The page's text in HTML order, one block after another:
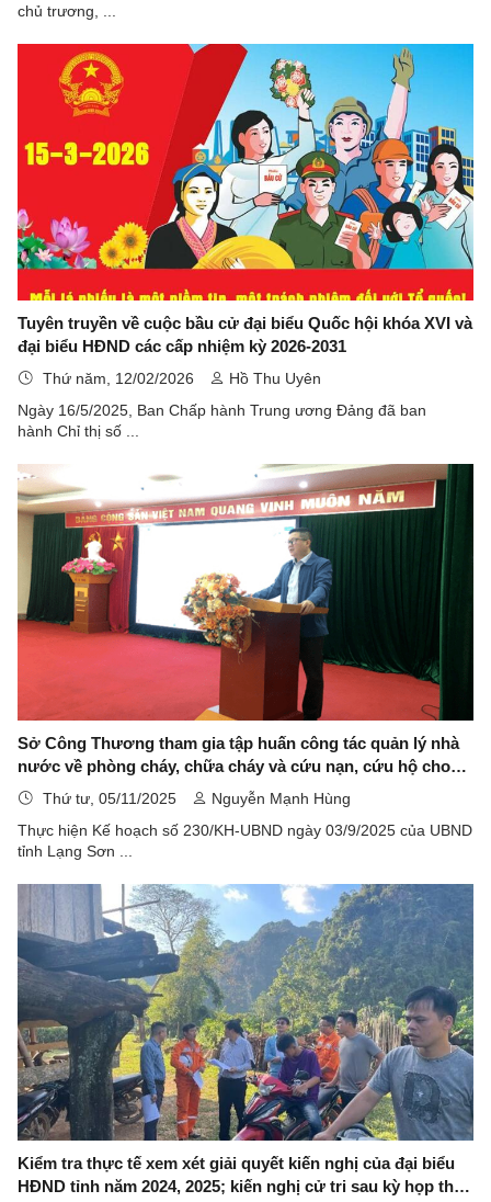
chủ trương, ...
Tuyên truyền về cuộc bầu cử đại biểu Quốc hội khóa XVI và
đại biểu HĐND các cấp nhiệm kỳ 2026-2031
Thứ năm, 12/02/2026
Hồ Thu Uyên
Ngày 16/5/2025, Ban Chấp hành Trung ương Đảng đã ban
hành Chỉ thị số ...
Sở Công Thương tham gia tập huấn công tác quản lý nhà
nước về phòng cháy, chữa cháy và cứu nạn, cứu hộ cho
Lãnh đạo Uỷ ban nhân dân cấp xã
Thứ tư, 05/11/2025
Nguyễn Mạnh Hùng
Thực hiện Kế hoạch số 230/KH-UBND ngày 03/9/2025 của UBND
tỉnh Lạng Sơn ...
Kiểm tra thực tế xem xét giải quyết kiến nghị của đại biểu
HĐND tỉnh năm 2024, 2025; kiến nghị cử tri sau kỳ họp thứ